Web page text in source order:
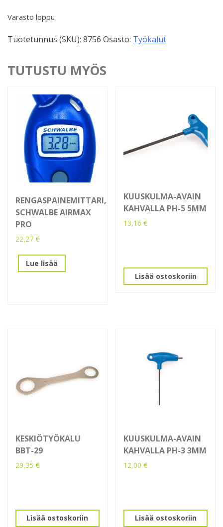
Varasto loppu
Tuotetunnus (SKU): 8756 Osasto: Työkalut
TUTUSTU MYÖS
RENGASPAINEMITTARI,
SCHWALBE AIRMAX
PRO
22,27 €
Lue lisää
KUUSKULMA-AVAIN
KAHVALLA PH-5 5MM
13,16€
Lisää ostoskoriin
KESKIÖTYÖKALU
BBT-29
29,35 €
Lisää ostoskoriin
KUUSKULMA-AVAIN
KAHVALLA PH-3 3MM
12,00€
Lisää ostoskoriin